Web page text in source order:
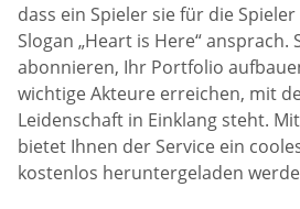
dass ein Spieler sie für die
Slogan „Heart is Here“ ansprach.
abonnieren, Ihr Portfolio
wichtige Akteure erreichen, mit
Leidenschaft in Einklang steht.
bietet Ihnen der Service ein
kostenlos heruntergeladen